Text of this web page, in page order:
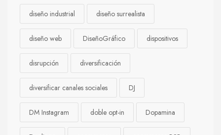
diseño industrial diseño surrealista
diseño web DiseñoGráfico dispositivos
disrupción diversificación
diversificar canales sociales DJ
DM Instagram doble opt-in Dopamina